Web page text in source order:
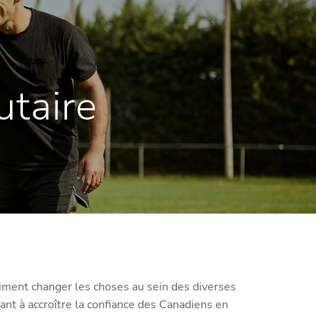
menu
changer les choses au sein des diverses
à accroître la confiance des Canadiens en